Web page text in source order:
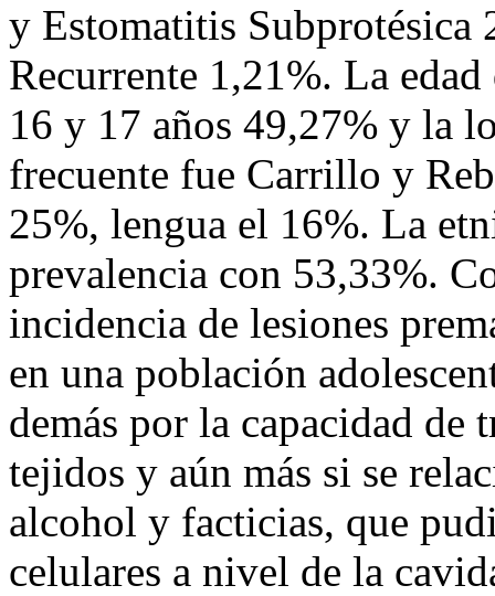
y Estomatitis Subprotésica
Recurrente 1,21%. La
16 y 17 años 49,27% y la
frecuente fue Carrillo y
25%, lengua el 16%. La
prevalencia con 53,33%.
incidencia de lesiones
en una población
demás por la capacidad de
tejidos y aún más si se
alcohol y facticias, que
celulares a nivel de la